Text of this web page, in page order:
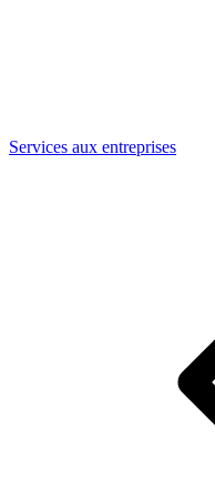
Services aux entreprises